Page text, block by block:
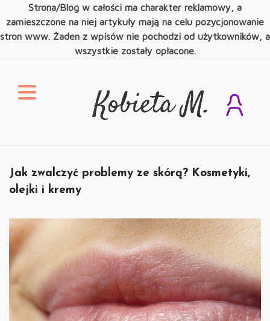
Strona/Blog w całości ma charakter reklamowy, a
zamieszczone na niej artykuły mają na celu pozycjonowanie
stron www. Żaden z wpisów nie pochodzi od użytkowników, a
wszystkie zostały opłacone.
content
Jak zwalczyć problemy ze skórą? Kosmetyki,
olejki i kremy